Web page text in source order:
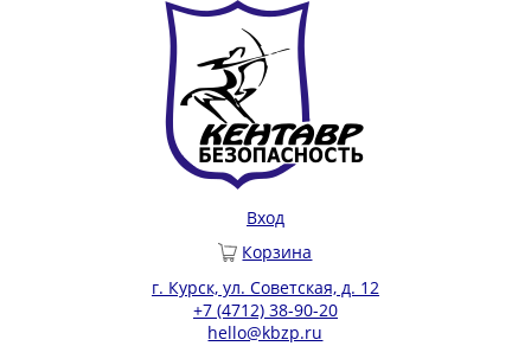
Вход
Корзина
г. Курск, ул. Советская, д. 12
+7 (4712) 38-90-20
hello@kbzp.ru